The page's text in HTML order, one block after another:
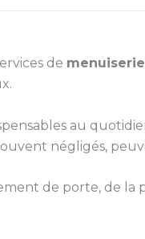
de
au
négligés,
de porte, de